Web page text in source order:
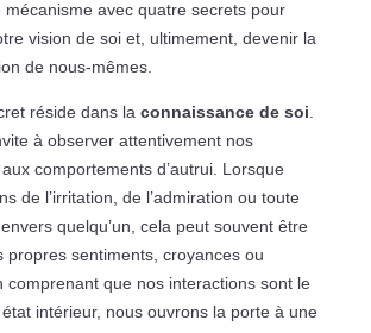
avec quatre secrets pour
vision de soi et, ultimement, devenir la
de nous-mêmes.
réside dans la connaissance de soi
à observer attentivement nos
comportements d’autrui. Lorsque
de l’irritation, de l’admiration ou toute
quelqu’un, cela peut souvent être
propres sentiments, croyances ou
comprenant que nos interactions sont le
intérieur, nous ouvrons la porte à une